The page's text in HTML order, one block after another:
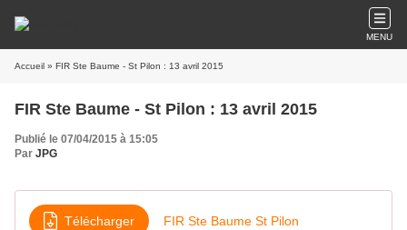
MENU
Accueil » FIR Ste Baume - St Pilon : 13 avril 2015
FIR Ste Baume - St Pilon : 13 avril 2015
Publié le 07/04/2015 à 15:05
Par JPG
Télécharger FIR Ste Baume St Pilon